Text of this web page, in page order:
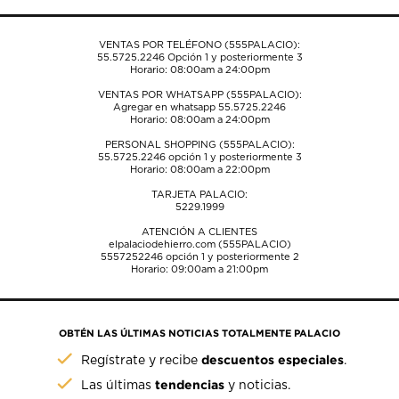
de
de
de
de
de
VENTAS POR TELÉFONO (555PALACIO):
55.5725.2246Opción 1 y posteriormente 3
Horario: 08:00am a 24:00pm
VENTAS POR WHATSAPP (555PALACIO):
Agregar en whatsapp 55.5725.2246
Horario: 08:00am a 24:00pm
PERSONAL SHOPPING (555PALACIO):
55.5725.2246opción 1 y posteriormente 3
Horario: 08:00am a 22:00pm
TARJETA PALACIO:
5229.1999
ATENCIÓN A CLIENTES
elpalaciodehierro.com (555PALACIO)
5557252246opción 1 y posteriormente 2
Horario: 09:00am a 21:00pm
OBTÉN LAS ÚLTIMAS NOTICIAS TOTALMENTE PALACIO
Regístrate y recibedescuentos especiales.
Las últimastendencias y noticias.